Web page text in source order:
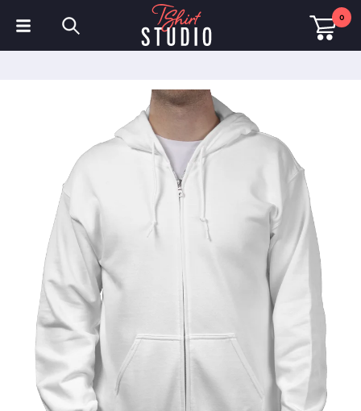
0
Sweatshirts
Mützen & Kappen
Sportbekleidung
Arbeitskleidung
Fleece & Jacken
Warnschutzkleidung
Herren